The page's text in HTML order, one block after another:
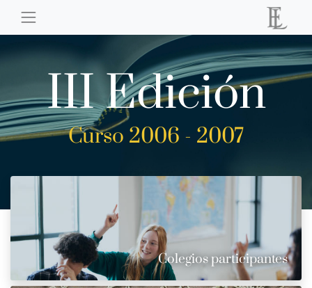
III Edición
Curso 2006 - 2007
Colegios participantes